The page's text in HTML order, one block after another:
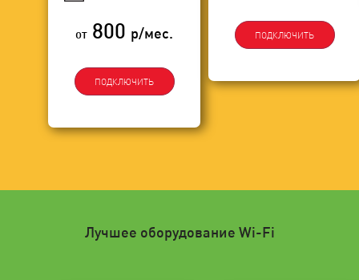
от 800 р/мес.
ПОДКЛЮЧИТЬ
ПОДКЛЮЧИТЬ
Лучшее оборудование Wi-Fi